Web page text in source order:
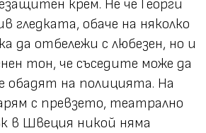
крем. Не че Георги
гледката, обаче на няколко
да отбележи с любезен, но и
тон, че съседите може да
обадят на полицията. На
с превзето, театрално
в Швеция никой няма